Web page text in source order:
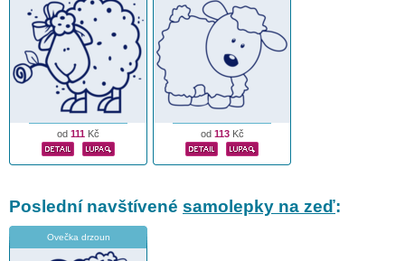
od 111 Kč od 113Kč
Poslední navštívené samolepky na zeď:
Ovečka drzoun